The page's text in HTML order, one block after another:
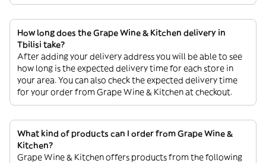
How long does the Grape Wine & Kitchen delivery in
Tbilisi take?
After adding your delivery address you will be able to see
how long is the expected delivery time for each store in
your area. You can also check the expected delivery time
for your order from Grape Wine & Kitchen at checkout.
What kind of products can I order from Grape Wine &
Kitchen?
Grape Wine & Kitchen offers products from the following